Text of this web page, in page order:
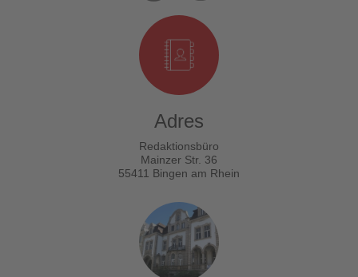
Adres
Redaktionsbüro
Mainzer Str. 36
55411 Bingen am Rhein